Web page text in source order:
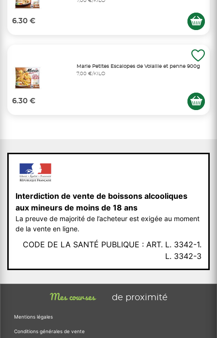
6.30 €
Marie Petites Escalopes de Volaille et penne 900g
7,00 €/KILO
6.30 €
Interdiction de vente de boissons alcooliques
aux mineurs de moins de 18 ans
La preuve de majorité de l’acheteur est exigée au moment
de la vente en ligne.
CODE DE LA SANTÉ PUBLIQUE : ART. L. 3342-1.
L. 3342-3
Mes courses de proximité
Mentions légales
Conditions générales de vente